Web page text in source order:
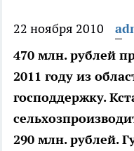
22 ноября 2010
470 млн. рублей
2011 году из
господдержку.
290 млн. рублей.